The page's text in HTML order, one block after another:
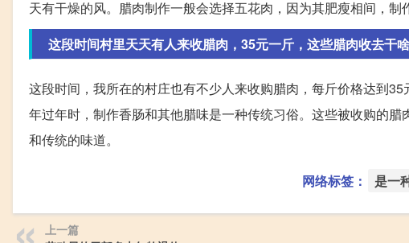
天有干燥的风。腊肉制作一般会选择五花肉，因为其肥瘦相间，制
这段时间村里天天有人来收腊肉，35元一斤，这些腊肉收去干
这段时间，我所在的村庄也有不少人来收购腊肉，每斤价格达到
年过年时，制作香肠和其他腊味是一种传统习俗。这些被收购的
和传统的味道。
网络标签： 是一
上一篇